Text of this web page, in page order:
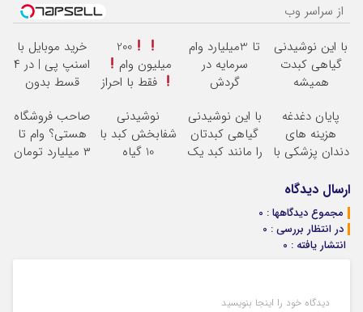
از سراسر وب
با این نوشیدنی
گیاهی کبدت
همیشه
تا 3میلیارد وام
سرمایه در
گردش
فروشگاهت رو
ثبت کن
200
میلیون وام
فقط با احراز
خرید موبایل با
اسنپ پی | در ۴
قسط بدون
پایان دغدغه
هزینه های
دندان پزشکی با
خانگی
با این نوشیدنی
گیاهی کبدتان
را مانند کبد یک
نوشیدنی
شفابخش کبد با
10 گیاه
صاحب فروشگاه
هستی؟ وام تا
۳ میلیارد تومان
ارسال دیدگاه
مجموع دیدگاهها : 0
در انتظار بررسی : 0
انتشار یافته : 0
دیدگاه خود را اینجا بنویسید